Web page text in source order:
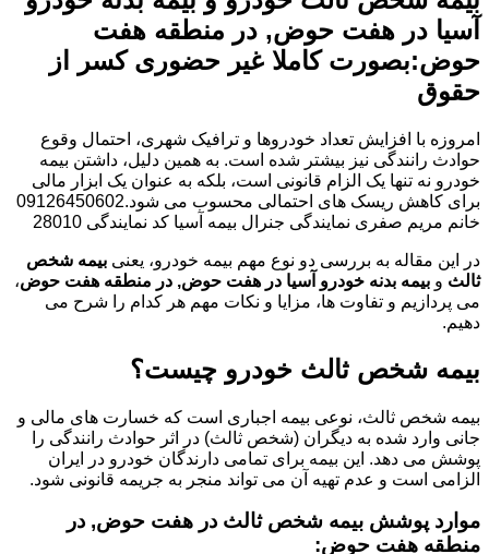
آسیا در هفت حوض, در منطقه هفت
حوض:بصورت کاملا غیر حضوری کسر از
حقوق
امروزه با افزایش تعداد خودروها و ترافیک شهری، احتمال وقوع
حوادث رانندگی نیز بیشتر شده است. به همین دلیل، داشتن بیمه
خودرو نه تنها یک الزام قانونی است، بلکه به عنوان یک ابزار مالی
برای کاهش ریسک های احتمالی محسوب می شود.09126450602
خانم مریم صفری نمایندگی جنرال بیمه آسیا کد نمایندگی 28010
در این مقاله به بررسی دو نوع مهم بیمه خودرو، یعنی بیمه شخص
ثالث و بیمه بدنه خودرو آسیا در هفت حوض, در منطقه هفت حوض،
می پردازیم و تفاوت ها، مزایا و نکات مهم هر کدام را شرح می
دهیم.
بیمه شخص ثالث خودرو چیست؟
بیمه شخص ثالث، نوعی بیمه اجباری است که خسارت های مالی و
جانی وارد شده به دیگران (شخص ثالث) در اثر حوادث رانندگی را
پوشش می دهد. این بیمه برای تمامی دارندگان خودرو در ایران
الزامی است و عدم تهیه آن می تواند منجر به جریمه قانونی شود.
موارد پوشش بیمه شخص ثالث در هفت حوض, در
منطقه هفت حوض: